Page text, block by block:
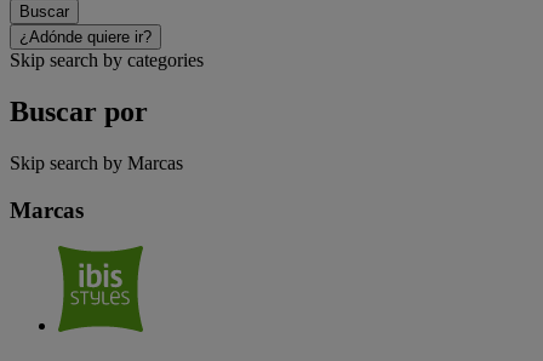
Buscar
¿Adónde quiere ir?
Skip search by categories
Buscar por
Skip search by Marcas
Marcas